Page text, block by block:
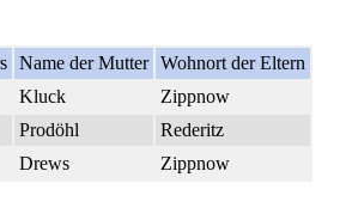
Name der Mutter Wohnort der Eltern
Kluck
Zippnow
Prodöhl
Rederitz
Drews Zippnow